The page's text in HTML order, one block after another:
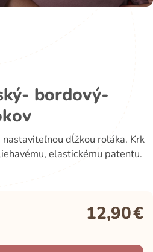
bordový-
nastaviteľnou dĺžkou roláka. Krk
elastickému patentu.
12,90€